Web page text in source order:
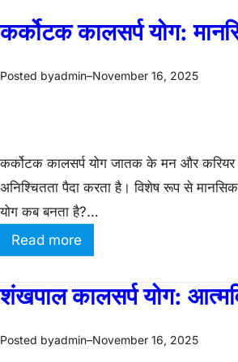
कर्कोटक कालसर्प योग:
Posted byadmin–November 16, 2025
कर्कोटक कालसर्प योग जातक के मन और करियर
अनिश्चितता पैदा करता है। विशेष रूप से
योग कब बनता है?…
Read more
र्को
क
शंखपाल कालसर्प योग:
Posted byadmin–November 16, 2025